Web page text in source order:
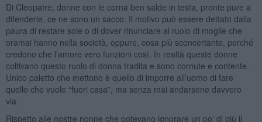
Di Cleopatre, donne con le corna ben salde in testa, pronte pure a
difenderle, ce ne sono un sacco. Il motivo può essere dettato dalla
paura di restare sole o di dover rinunciare al ruolo di moglie che
oramai hanno nella società, oppure, cosa più sconcertante, perché
credono che l’amore vero funzioni così. In realtà queste donne
coltivano questo ruolo di donna tradita e sono cornute e contente.
Unico paletto che mettono è quello di imporre all’uomo di fare
quello che vuole “fuori casa”, ma senza mai andarsene davvero
via.
Rispetto alle nostre nonne che potevano ignorare un po’ di più il